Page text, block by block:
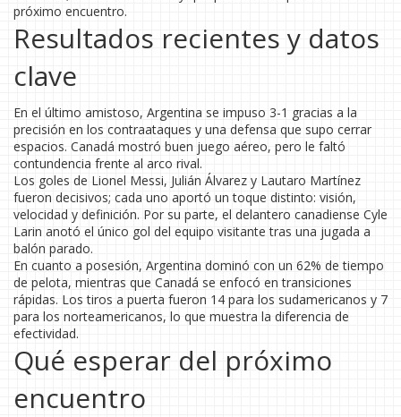
próximo encuentro.
Resultados recientes y datos
clave
En el último amistoso, Argentina se impuso 3-1 gracias a la
precisión en los contraataques y una defensa que supo cerrar
espacios. Canadá mostró buen juego aéreo, pero le faltó
contundencia frente al arco rival.
Los goles de Lionel Messi, Julián Álvarez y Lautaro Martínez
fueron decisivos; cada uno aportó un toque distinto: visión,
velocidad y definición. Por su parte, el delantero canadiense Cyle
Larin anotó el único gol del equipo visitante tras una jugada a
balón parado.
En cuanto a posesión, Argentina dominó con un 62% de tiempo
de pelota, mientras que Canadá se enfocó en transiciones
rápidas. Los tiros a puerta fueron 14 para los sudamericanos y 7
para los norteamericanos, lo que muestra la diferencia de
efectividad.
Qué esperar del próximo
encuentro